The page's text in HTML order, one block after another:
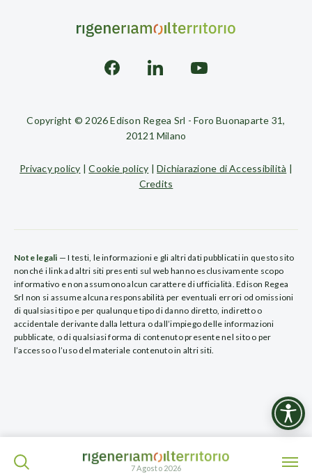
Copyright © 2026 Edison Regea Srl - Foro Buonaparte 31,
20121 Milano
Privacy policy |Cookie policy |Dichiarazione di Accessibilità |
Credits
Note legali — I testi, le informazioni e gli altri dati pubblicati in questo sito
nonché i link ad altri siti presenti sul web hanno esclusivamente scopo
informativo e non assumono alcun carattere di ufficialità. Edison Regea
Srl non si assume alcuna responsabilità per eventuali errori od omissioni
di qualsiasi tipo e per qualunque tipo di danno diretto, indiretto o
accidentale derivante dalla lettura o dall’impiego delle informazioni
pubblicate, o di qualsiasi forma di contenuto presente nel sito o per
l’accesso o l’uso del materiale contenuto in altri siti.
7 Agosto 2026
ISCRIVITI ALLA NEWSLETTER